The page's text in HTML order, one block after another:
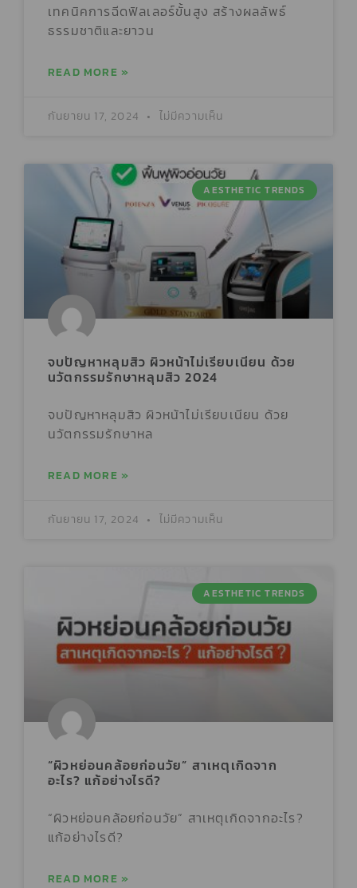
เทคนิคการฉีดฟิลเลอร์ขั้นสูง สร้างผลลัพธ์
ธรรมชาติและยาวน
READ MORE »
กันยายน 17, 2024 ไม่มีความเห็น
AESTHETIC TRENDS
จบปัญหาหลุมสิว ผิวหน้าไม่เรียบเนียน ด้วย
นวัตกรรมรักษาหลุมสิว 2024
จบปัญหาหลุมสิว ผิวหน้าไม่เรียบเนียน ด้วย
นวัตกรรมรักษาหล
READ MORE »
กันยายน 17, 2024 ไม่มีความเห็น
AESTHETIC TRENDS
“ผิวหย่อนคล้อยก่อนวัย” สาเหตุเกิดจาก
อะไร? แก้อย่างไรดี?
“ผิวหย่อนคล้อยก่อนวัย” สาเหตุเกิดจากอะไร?
แก้อย่างไรดี?
READ MORE »